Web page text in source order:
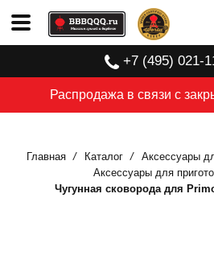
Распродажа в связи с
+7 (495) 021-
Главная Каталог
Аксессуары
Аксессуары для
Чугунная сковорода для